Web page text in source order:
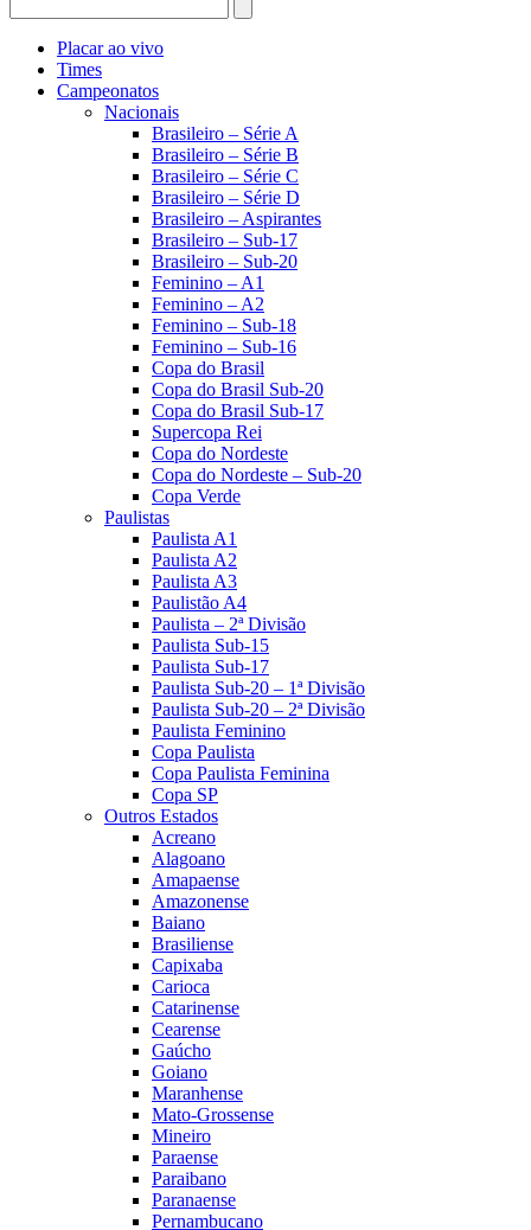
Placar ao vivo
Times
Campeonatos
Nacionais
Brasileiro – Série A
Brasileiro – Série B
Brasileiro – Série C
Brasileiro – Série D
Brasileiro – Aspirantes
Brasileiro – Sub-17
Brasileiro – Sub-20
Feminino – A1
Feminino – A2
Feminino – Sub-18
Feminino – Sub-16
Copa do Brasil
Copa do Brasil Sub-20
Copa do Brasil Sub-17
Supercopa Rei
Copa do Nordeste
Copa do Nordeste – Sub-20
Copa Verde
Paulistas
Paulista A1
Paulista A2
Paulista A3
Paulistão A4
Paulista – 2ª Divisão
Paulista Sub-15
Paulista Sub-17
Paulista Sub-20 – 1ª Divisão
Paulista Sub-20 – 2ª Divisão
Paulista Feminino
Copa Paulista
Copa Paulista Feminina
Copa SP
Outros Estados
Acreano
Alagoano
Amapaense
Amazonense
Baiano
Brasiliense
Capixaba
Carioca
Catarinense
Cearense
Gaúcho
Goiano
Maranhense
Mato-Grossense
Mineiro
Paraense
Paraibano
Paranaense
Pernambucano